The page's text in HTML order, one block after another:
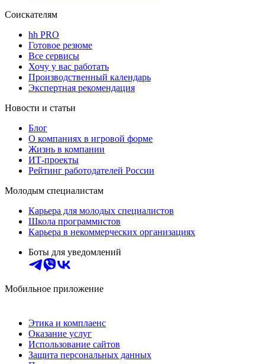
Соискателям
hh PRO
Готовое резюме
Все сервисы
Хочу у вас работать
Производственный календарь
Экспертная рекомендация
Новости и статьи
Блог
О компаниях в игровой форме
Жизнь в компании
ИТ-проекты
Рейтинг работодателей России
Молодым специалистам
Карьера для молодых специалистов
Школа программистов
Карьера в некоммерческих организациях
Боты для уведомлений
Мобильное приложение
Этика и комплаенс
Оказание услуг
Использование сайтов
Защита персональных данных